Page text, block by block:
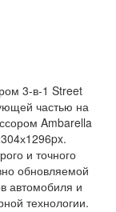
3-в-1 Street
частью на
Ambarella
и точного
обновляемой
автомобиля и
технологии.